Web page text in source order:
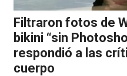
Filtraron fotos de
bikini “sin
respondió a las
cuerpo